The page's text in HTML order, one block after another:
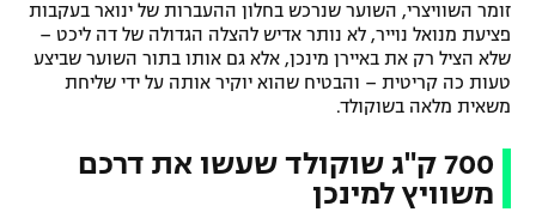
תקנון פעילות ספורט 1
רשיון להקרנה פומבית לבית עסק
הצטרפות לחבילת הערוצים
זומר השוויצרי, השוער שנרכש בחלון ההעברות של ינואר בעקבות
פציעת מנואל נוייר, לא נותר אדיש להצלה הגדולה של דה ליכט –
שלא הציל רק את באיירן מינכן, אלא גם אותו בתור השוער שביצע
טעות כה קריטית – והבטיח שהוא יוקיר אותה על ידי שליחת
משאית מלאה בשוקולד.
700 ק"ג שוקולד שעשו את דרכם
משוויץ למינכן